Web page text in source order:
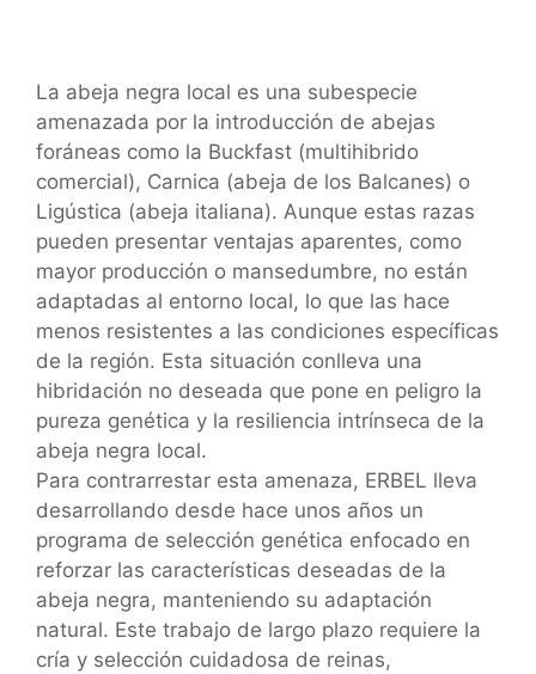
La abeja negra local es una subespecie
amenazada por la introducción de abejas
foráneas como la Buckfast (multihibrido
comercial), Carnica (abeja de los Balcanes) o
Ligústica (abeja italiana). Aunque estas razas
pueden presentar ventajas aparentes, como
mayor producción o mansedumbre, no están
adaptadas al entorno local, lo que las hace
menos resistentes a las condiciones específicas
de la región. Esta situación conlleva una
hibridación no deseada que pone en peligro la
pureza genética y la resiliencia intrínseca de la
abeja negra local.
Para contrarrestar esta amenaza, ERBEL lleva
desarrollando desde hace unos años un
programa de selección genética enfocado en
reforzar las características deseadas de la
abeja negra, manteniendo su adaptación
natural. Este trabajo de largo plazo requiere la
cría y selección cuidadosa de reinas,